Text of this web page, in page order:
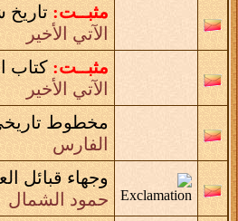
مثبــت:
الآتي الأخير
مثبــت: كتاب
الآتي الأخير
مخطوط
الفارس
وجهاء قبائل العربان
حمود الشمال